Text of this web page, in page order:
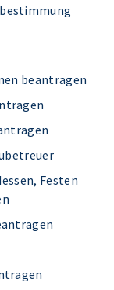
beantragen
Festen